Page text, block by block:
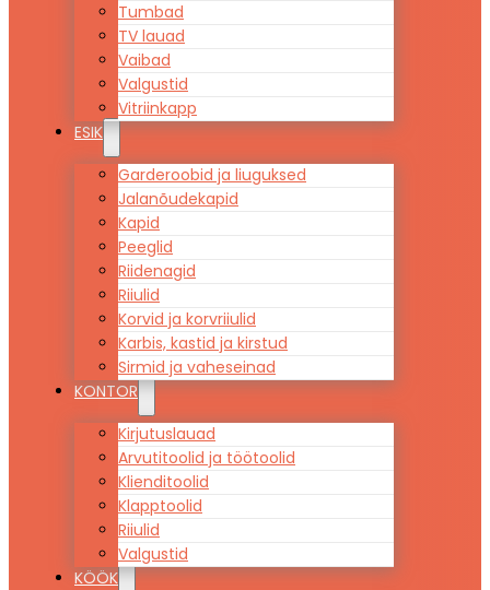
Tumbad
TV lauad
Vaibad
Valgustid
Vitriinkapp
ESIK
Garderoobid ja liuguksed
Jalanõudekapid
Kapid
Peeglid
Riidenagid
Riiulid
Korvid ja korvriiulid
Karbis, kastid ja kirstud
Sirmid ja vaheseinad
KONTOR
Kirjutuslauad
Arvutitoolid ja töötoolid
Klienditoolid
Klapptoolid
Riiulid
Valgustid
KÖÖK